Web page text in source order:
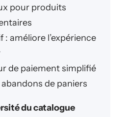
pour produits
: améliore l’expérience
de paiement simplifié
de paniers
du catalogue